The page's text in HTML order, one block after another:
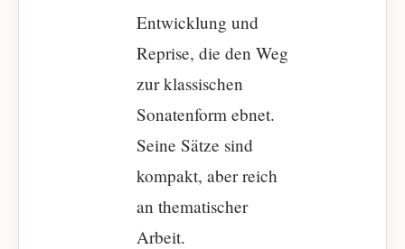
Entwicklung und
Reprise, die den Weg
zur klassischen
Sonatenform ebnet.
Seine Sätze sind
kompakt, aber reich
an thematischer
Arbeit.